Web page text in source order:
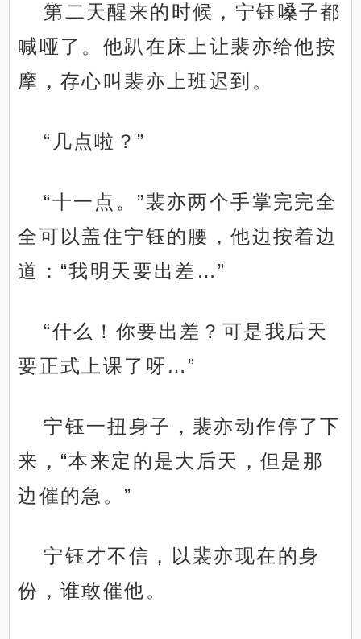
第二天醒来的时候，宁钰嗓子都
喊哑了。他趴在床上让裴亦给他按
摩，存心叫裴亦上班迟到。
“几点啦？”
“十一点。”裴亦两个手掌完完全
全可以盖住宁钰的腰，他边按着边
道：“我明天要出差…”
“什么！你要出差？可是我后天
要正式上课了呀…”
宁钰一扭身子，裴亦动作停了下
来，“本来定的是大后天，但是那
边催的急。”
宁钰才不信，以裴亦现在的身
份，谁敢催他。